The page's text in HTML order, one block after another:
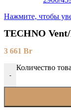
Нажмите, чтобы
TECHNO
3 661 Br
-
Количество